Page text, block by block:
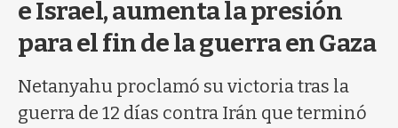
q
e Israel, aumenta la presión
para el fin de la guerra en Gaza
Netanyahu proclamó su victoria tras la
guerra de 12 días contra Irán que terminó